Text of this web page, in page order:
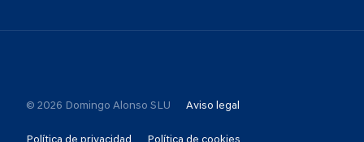
© 2026 Domingo Alonso SLU Aviso legal